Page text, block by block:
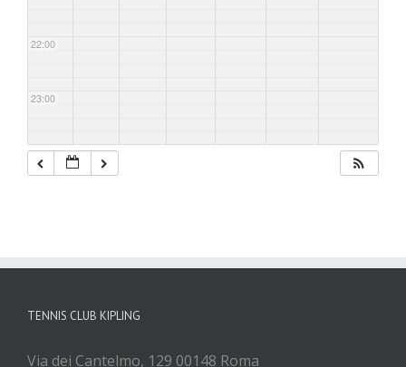
22:00
23:00
TENNIS CLUB KIPLING
Via dei Cantelmo, 129 00148 Roma